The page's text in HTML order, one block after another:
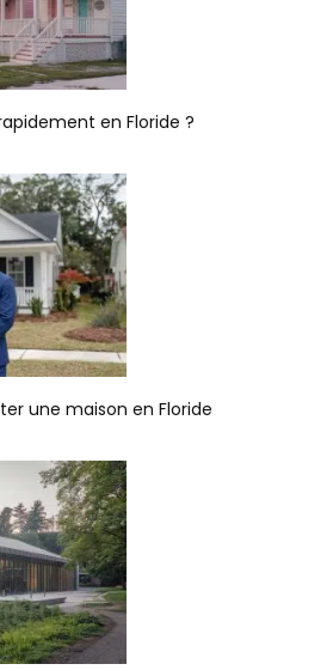
en Floride ?
une maison en Floride